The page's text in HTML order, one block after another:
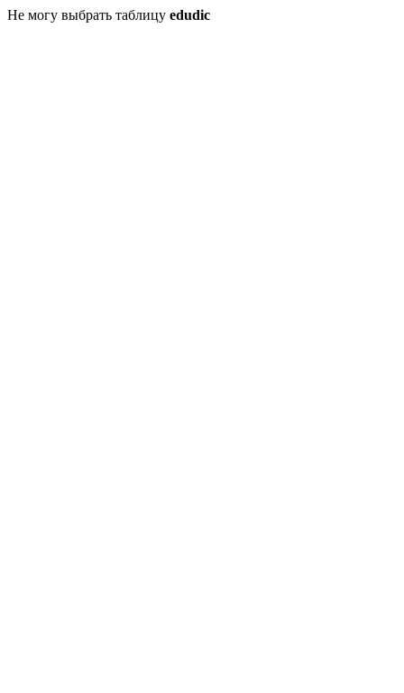
Не могу выбрать таблицу edudic